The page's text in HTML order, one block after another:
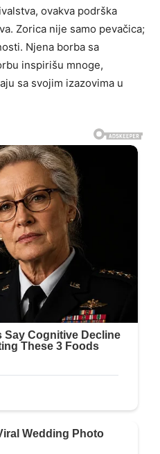
ovakva podrška
Zorica nije samo pevačica;
Njena borba sa
inspirišu mnoge,
sa svojim izazovima u